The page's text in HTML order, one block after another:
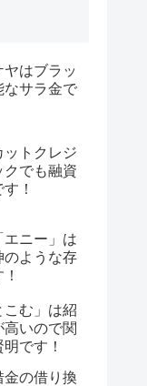
ヤはブラッ
なサラ金で
ットクレジ
クでも融資
！
エニー」は
のような存
こむ」は紹
いので関
です！
金の借り換